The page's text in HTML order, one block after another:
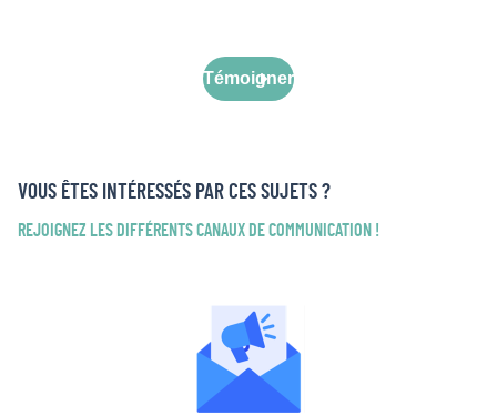
Témoigner
VOUS ÊTES INTÉRESSÉS PAR CES SUJETS ?
REJOIGNEZ LES DIFFÉRENTS CANAUX DE COMMUNICATION !